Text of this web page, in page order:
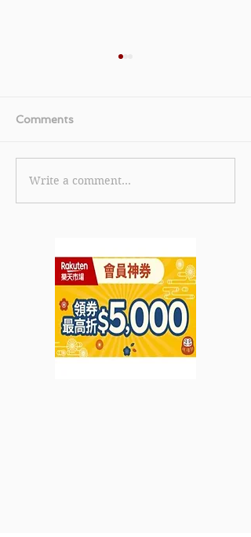
【美國運通白金卡優惠】
美國運通白金卡限時全新
贈 (優惠至2026年6月30
日)
Comments
Write a comment...